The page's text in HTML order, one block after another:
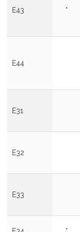
E43 *
E44
E31
E32
E33